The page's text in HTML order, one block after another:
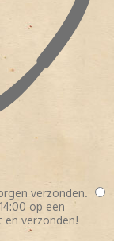
verzonden.
op een
verzonden!